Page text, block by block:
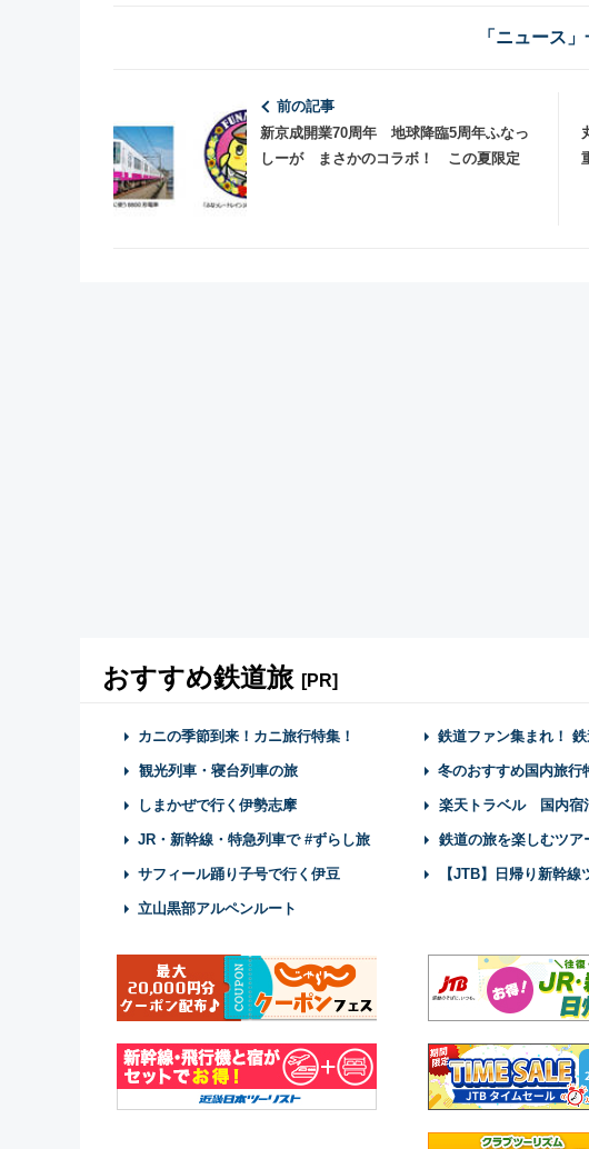
「ニュース
前の記事
新京成開業70周年 地球降臨5周年ふなっ
しーが まさかのコラボ！ この夏限定
おすすめ鉄道旅 [PR]
カニの季節到来！カニ旅行特集！ 鉄道ファン集まれ！
観光列車・寝台列車の旅 冬のおすすめ国内旅行
しまかぜで行く伊勢志摩 楽天トラベル 国内宿
JR・新幹線・特急列車で #ずらし旅 鉄道の旅を楽しむツア
サフィール踊り子号で行く伊豆 【JTB】日帰り新幹線
立山黒部アルペンルート